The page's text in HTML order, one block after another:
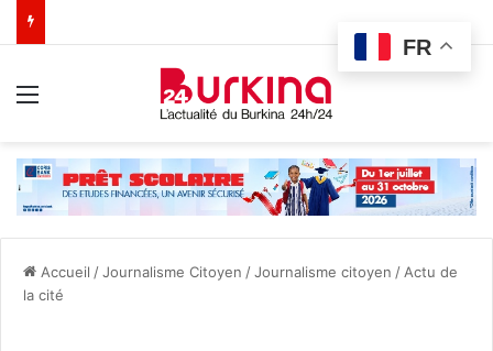
Accueil /Journalisme Citoyen /Journalisme citoyen / Actu de
la cité
FR